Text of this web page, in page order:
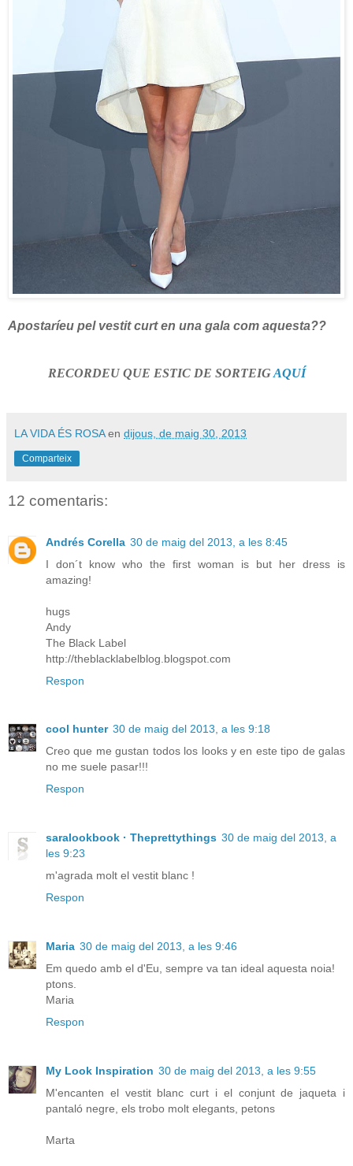
Apostaríeu pel vestit curt en una gala com aquesta??
RECORDEU QUE ESTIC DE SORTEIGAQUÍ
LA VIDA ÉS ROSA en dijous, de maig 30, 2013
Comparteix
12 comentaris:
Andrés Corella 30 de maig del 2013, a les 8:45
I don´t know who the first woman is but her dress is
amazing!
hugs
Andy
The Black Label
http://theblacklabelblog.blogspot.com
Respon
cool hunter 30 de maig del 2013, a les 9:18
Creo que me gustan todos los looks y en este tipo de galas
no me suele pasar!!!
Respon
saralookbook · Theprettythings 30 de maig del 2013, a
les 9:23
m'agrada molt el vestit blanc !
Respon
Maria 30 de maig del 2013, a les 9:46
Em quedo amb el d'Eu, sempre va tan ideal aquesta noia!
ptons.
Maria
Respon
My Look Inspiration 30 de maig del 2013, a les 9:55
M'encanten el vestit blanc curt i el conjunt de jaqueta i
pantaló negre, els trobo molt elegants, petons
Marta